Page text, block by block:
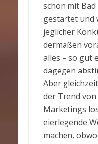
schon mit Bad
gestartet und
jeglicher
dermaßen
alles – so gut
dagegen
Aber
der Trend von
Marketings
eierlegende
machen,